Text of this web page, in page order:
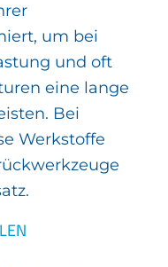
um bei
und oft
eine lange
Bei
Werkstoffe